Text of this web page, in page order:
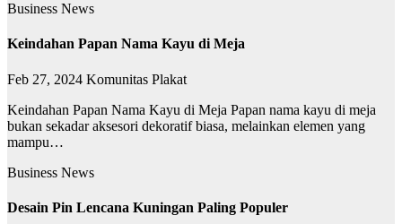
Business News
Keindahan Papan Nama Kayu di Meja
Feb 27, 2024 Komunitas Plakat
Keindahan Papan Nama Kayu di Meja Papan nama kayu di meja
bukan sekadar aksesori dekoratif biasa, melainkan elemen yang
mampu…
Business News
Desain Pin Lencana Kuningan Paling Populer